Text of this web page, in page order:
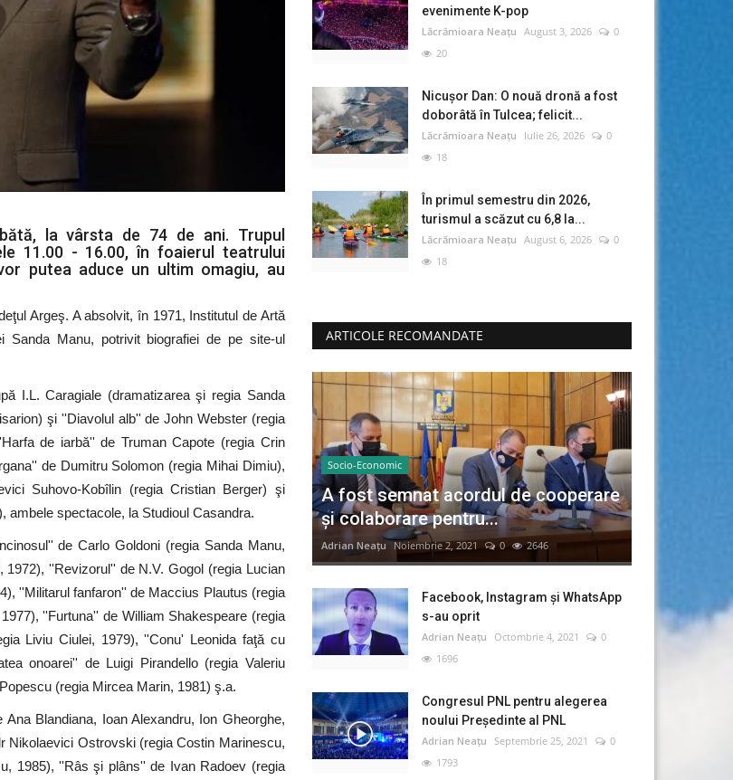
la vârsta de 74 de ani. Trupul
11.00 - 16.00, în foaierul teatrului
putea aduce un ultim omagiu, au
Argeş. A absolvit, în 1971, Institutul de Artă
Sanda Manu, potrivit biografiei de pe site-ul
I.L. Caragiale (dramatizarea şi regia Sanda
şi ''Diavolul alb'' de John Webster (regia
de iarbă'' de Truman Capote (regia Crin
de Dumitru Solomon (regia Mihai Dimiu),
Suhovo-Kobîlin (regia Cristian Berger) şi
ambele spectacole, la Studioul Casandra.
de Carlo Goldoni (regia Sanda Manu,
''Revizorul'' de N.V. Gogol (regia Lucian
''Militarul fanfaron'' de Maccius Plautus (regia
''Furtuna'' de William Shakespeare (regia
Liviu Ciulei, 1979), ''Conu' Leonida faţă cu
onoarei'' de Luigi Pirandello (regia Valeriu
(regia Mircea Marin, 1981) ş.a.
Blandiana, Ioan Alexandru, Ion Gheorghe,
Nikolaevici Ostrovski (regia Costin Marinescu,
1985), ''Râs şi plâns'' de Ivan Radoev (regia
evenimente K-pop
Lăcrămioara Neațu August 3, 2026
0
20
Nicușor Dan: O nouă dronă a fost
doborâtă în Tulcea; felicit...
Lăcrămioara Neațu Iulie 26, 2026
0
18
În primul semestru din 2026,
turismul a scăzut cu 6,8 la...
Lăcrămioara Neațu August 6, 2026
0
18
ARTICOLE RECOMANDATE
Socio-Economic
A fost semnat acordul de cooperare
și colaborare pentru...
Adrian Neațu Noiembrie 2, 2021 0 2646
Facebook, Instagram și WhatsApp
s-au oprit
Adrian Neațu Octombrie 4, 2021
0
1696
Congresul PNL pentru alegerea
noului Preşedinte al PNL
Adrian Neațu Septembrie 25, 2021
0
1793